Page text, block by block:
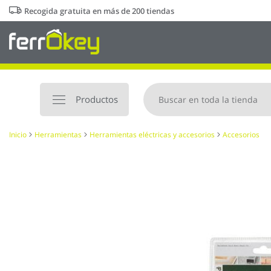
Ir
al
contenido
Recogida gratuita en más de 200 tiendas
Productos
Inicio Herramientas Herramientas eléctricas y accesorios Accesorios